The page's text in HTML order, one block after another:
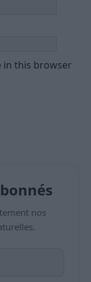
in this browser
nos